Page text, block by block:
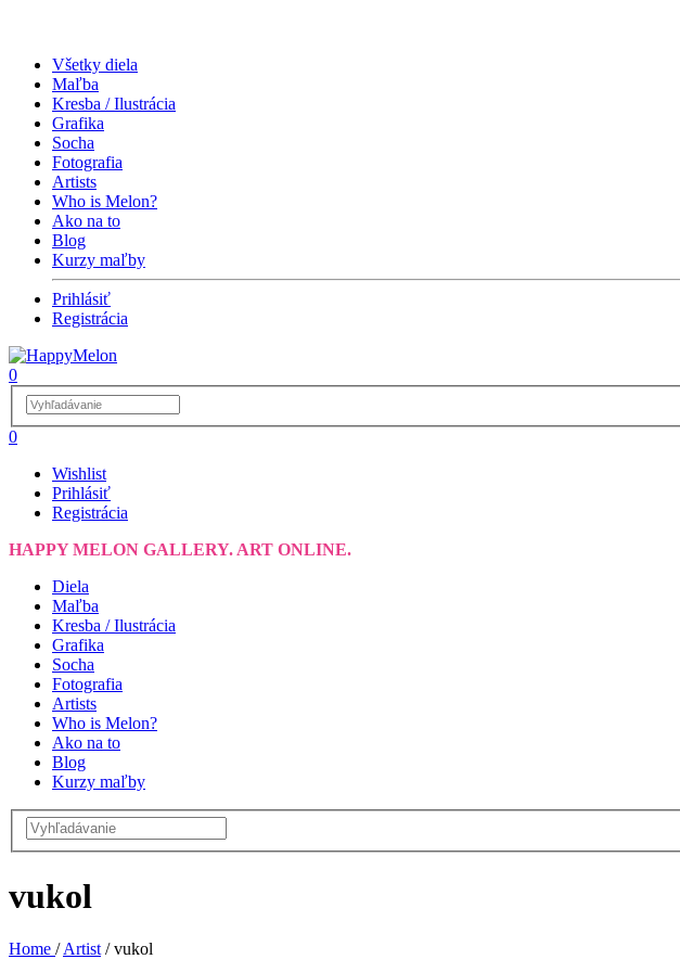
Všetky diela
Maľba
Kresba / Ilustrácia
Grafika
Socha
Fotografia
Artists
Who is Melon?
Ako na to
Blog
Kurzy maľby
Prihlásiť
Registrácia
0
0
Wishlist
Prihlásiť
Registrácia
HAPPY MELON GALLERY. ART ONLINE.
Diela
Maľba
Kresba / Ilustrácia
Grafika
Socha
Fotografia
Artists
Who is Melon?
Ako na to
Blog
Kurzy maľby
vukol
Home / Artist /vukol